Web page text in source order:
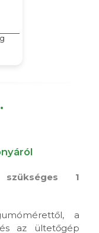
szükséges 1
a
az ültetőgép